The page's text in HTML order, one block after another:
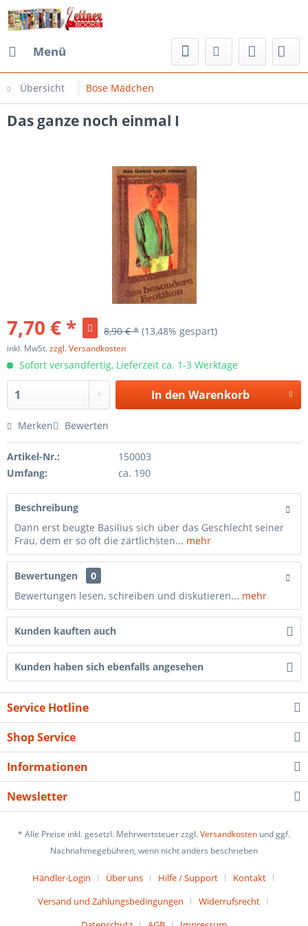
Menü
Übersicht Böse Mädchen
Das ganze noch einmal I
7,70 € * 8,90 € * (13,48% gespart)
inkl. MwSt.zzgl. Versandkosten
Sofort versandfertig, Lieferzeit ca. 1-3 Werktage
In den Warenkorb
Merken Bewerten
Artikel-Nr.:
150003
Umfang:
ca. 190
Beschreibung
Dann erst beugte Basilius sich über das Geschlecht seiner
Frau, dem er so oft die zärtlichsten... mehr
Bewertungen
0
Bewertungen lesen, schreiben und diskutieren... mehr
Kunden kauften auch
Kunden haben sich ebenfalls angesehen
Service Hotline
Shop Service
Informationen
Newsletter
* Alle Preise inkl. gesetzl. Mehrwertsteuer zzgl.Versandkosten und ggf.
Nachnahmegebühren, wenn nicht anders beschrieben
Händler-Login Über uns Hilfe / Support
Kontakt
Versand und Zahlungsbedingungen
Widerrufsrecht